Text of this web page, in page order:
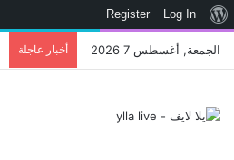
نبذة
ووردبريس
Log In
Register
الجمعة, أغسطس 7 2026 أخبار عاجلة